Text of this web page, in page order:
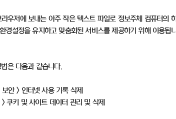
우저에 보내는 아주 작은 텍스트 파일로 정보주체 컴퓨터의
설정을 유지하고 맞춤화된 서비스를 제공하기 위해 이용됩
은 다음과 같습니다.
보안> 인터넷 사용 기록 삭제
쿠키 및 사이트 데이터 관리 및 삭제